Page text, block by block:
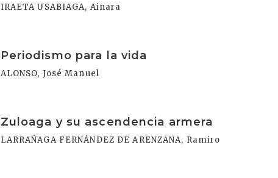
IRAETA USABIAGA, Ainara
Periodismo para la vida
ALONSO, José Manuel
Zuloaga y su ascendencia armera
LARRAÑAGA FERNÁNDEZ DE ARENZANA, Ramiro